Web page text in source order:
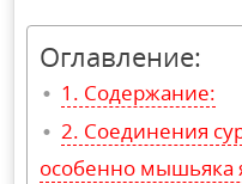
Оглавление:
Содержание:
Соединения
особенно мышьяка